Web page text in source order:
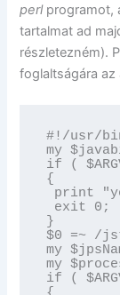
perlprogramot,
tartalmat ad
részletezném).
foglaltságára
#!/usr/
my
if (
{
print
exit 0;
}
$0 =~ /
my
my
if (